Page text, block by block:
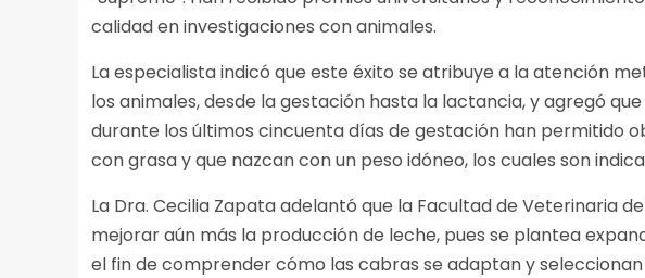
calidad en investigaciones con animales.
La especialista indicó que este éxito se atribuye a la atención
los animales, desde la gestación hasta la lactancia, y agregó
durante los últimos cincuenta días de gestación han permitido
con grasa y que nazcan con un peso idóneo, los cuales son
La Dra. Cecilia Zapata adelantó que la Facultad de Veterinaria
mejorar aún más la producción de leche, pues se plantea
el fin de comprender cómo las cabras se adaptan y